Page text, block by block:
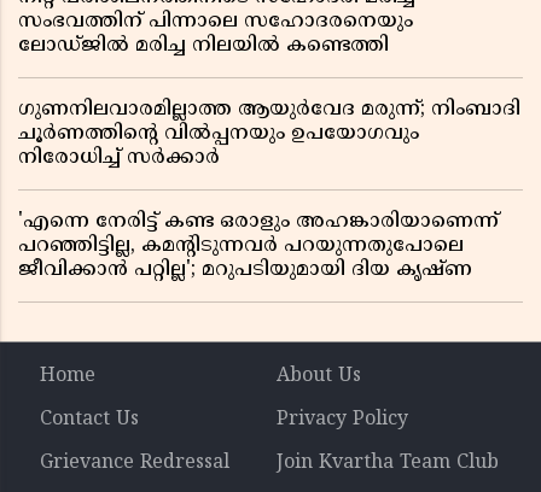
സംഭവത്തിന് പിന്നാലെ സഹോദരനെയും
ലോഡ്ജിൽ മരിച്ച നിലയിൽ കണ്ടെത്തി
ഗുണനിലവാരമില്ലാത്ത ആയുർവേദ മരുന്ന്; നിംബാദി
ചൂർണത്തിൻ്റെ വിൽപ്പനയും ഉപയോഗവും
നിരോധിച്ച് സർക്കാർ
'എന്നെ നേരിട്ട് കണ്ട ഒരാളും അഹങ്കാരിയാണെന്ന്
പറഞ്ഞിട്ടില്ല, കമൻ്റിടുന്നവർ പറയുന്നതുപോലെ
ജീവിക്കാൻ പറ്റില്ല'; മറുപടിയുമായി ദിയ കൃഷ്ണ
Home
About Us
Contact Us
Privacy Policy
Grievance Redressal
Join Kvartha Team Club